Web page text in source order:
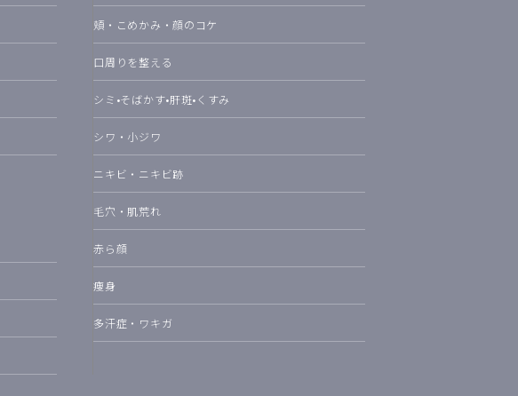
頬・こめかみ・顔のコケ
口周りを整える
シミ•そばかす•肝斑•くすみ
シワ・小ジワ
ニキビ・ニキビ跡
毛穴・肌荒れ
赤ら顔
痩身
多汗症・ワキガ